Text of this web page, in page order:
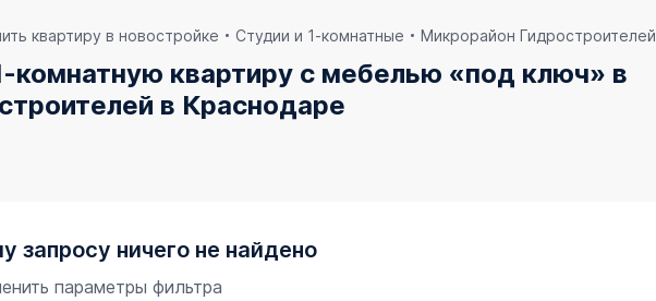
квартиру в новостройке Студии и 1-комнатные Микрорайон Гидростроителей
комнатную квартиру с мебелью «под ключ» в
в Краснодаре
запросу ничего не найдено
параметры фильтра